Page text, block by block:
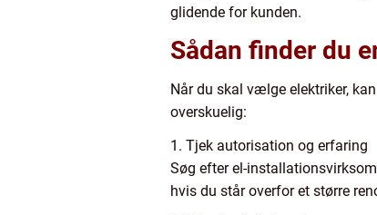
glidende for kunden.
Sådan finder du
Når du skal vælge elektriker,
overskuelig:
1. Tjek autorisation og erfaring
Søg efter el-
hvis du står overfor et større